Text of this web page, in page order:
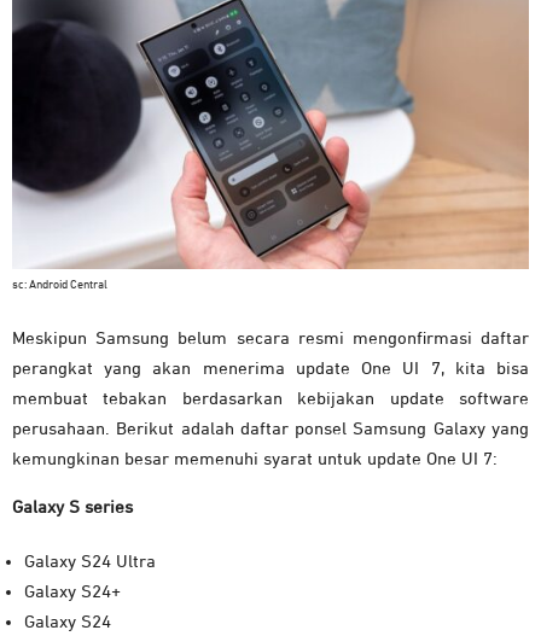
sc: Android Central
Meskipun Samsung belum secara resmi mengonfirmasi daftar
perangkat yang akan menerima update One UI 7, kita bisa
membuat tebakan berdasarkan kebijakan update software
perusahaan. Berikut adalah daftar ponsel Samsung Galaxy yang
kemungkinan besar memenuhi syarat untuk update One UI 7:
Galaxy S series
Galaxy S24 Ultra
Galaxy S24+
Galaxy S24